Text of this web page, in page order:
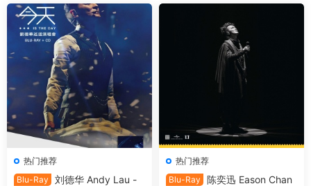
热门推荐
Blu-Ray
刘德华 Andy Lau -
热门推荐
Blu-Ray
陈奕迅 Eason Chan